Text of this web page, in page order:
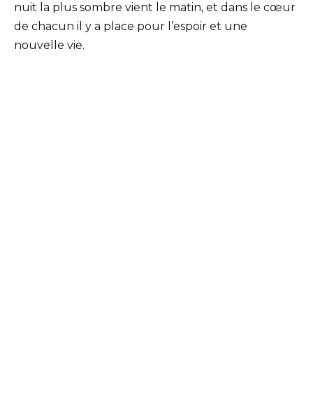
nuit la plus sombre vient le matin, et dans le cœur
de chacun il y a place pour l’espoir et une
nouvelle vie.